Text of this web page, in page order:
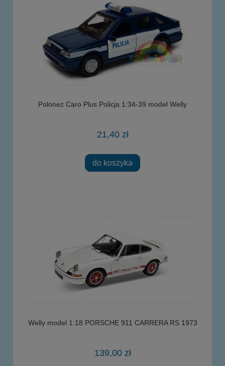
Polonez Caro Plus Policja 1:34-39 model Welly
21,40 zł
do koszyka
Welly model 1:18 PORSCHE 911 CARRERA RS 1973
139,00 zł